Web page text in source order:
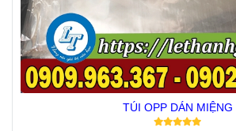
TÚI OPP DÁN MIỆNG